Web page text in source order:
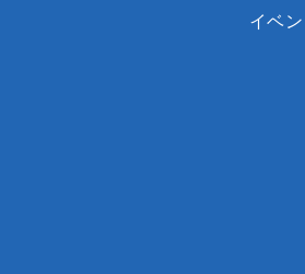
イベン